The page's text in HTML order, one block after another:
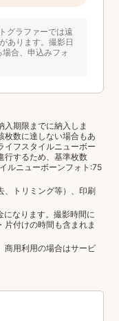
グラファーでは遠
あります。撮影日
合、申込みフォ
入期限までに納入しま
枚数に達しない場合もあ
イフスタイルニューボー
行するため、基準枚数
ルニューボーンフォト:75
、トリミング等）、印刷
なります。撮影時間に
付けの時間も含まれま
商用利用の場合はサービ